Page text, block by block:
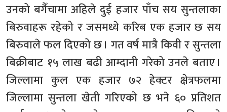
उनको बगैँचामा अहिले दुई हजार पाँच सय सुन्तलाका
बिरुवाहरू रहेको र जसमध्ये करिब एक हजार छ सय
बिरुवाले फल दिएको छ । गत वर्ष मात्रै किवी र सुन्तला
बिक्रीबाट १५ लाख बढी आम्दानी गरेको उनले बताए ।
जिल्लामा कुल एक हजार ७२ हेक्टर क्षेत्रफलमा
जिल्लामा सुन्तला खेती गरिएको छ भने ६० प्रतिशत